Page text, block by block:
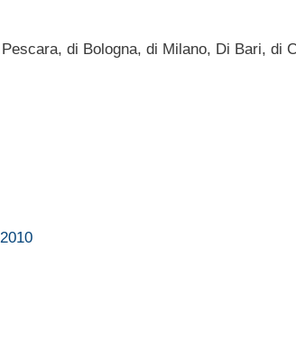
di Bologna, di Milano, Di Bari, di